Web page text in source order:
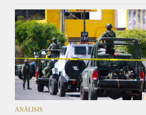
ANÁLISIS